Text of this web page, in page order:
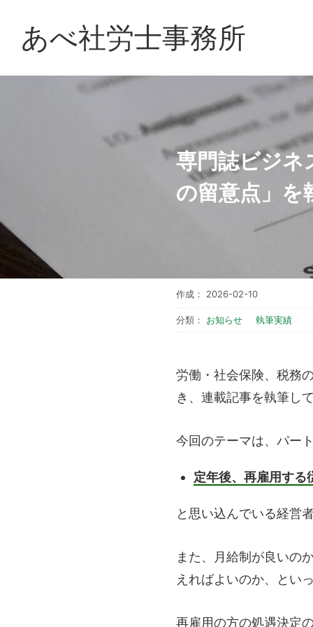
あべ社労士事務所
専門誌ビジネ
の留意点」を
作成： 2026-02-10
分類： お知らせ 執筆実績
労働・社会保険、税務
き、連載記事を執筆し
今回のテーマは、パー
定年後、再雇用する
と思い込んでいる経営
また、月給制が良いの
えればよいのか、とい
再雇用の方の処遇決定